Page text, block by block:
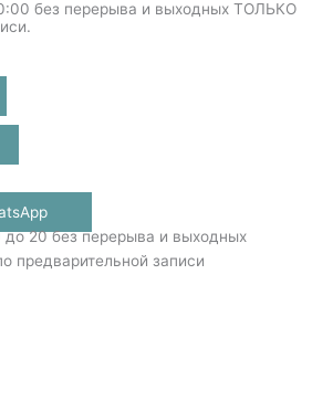
без перерыва и выходных ТОЛЬКО
до 20 без перерыва и выходных
предварительной записи